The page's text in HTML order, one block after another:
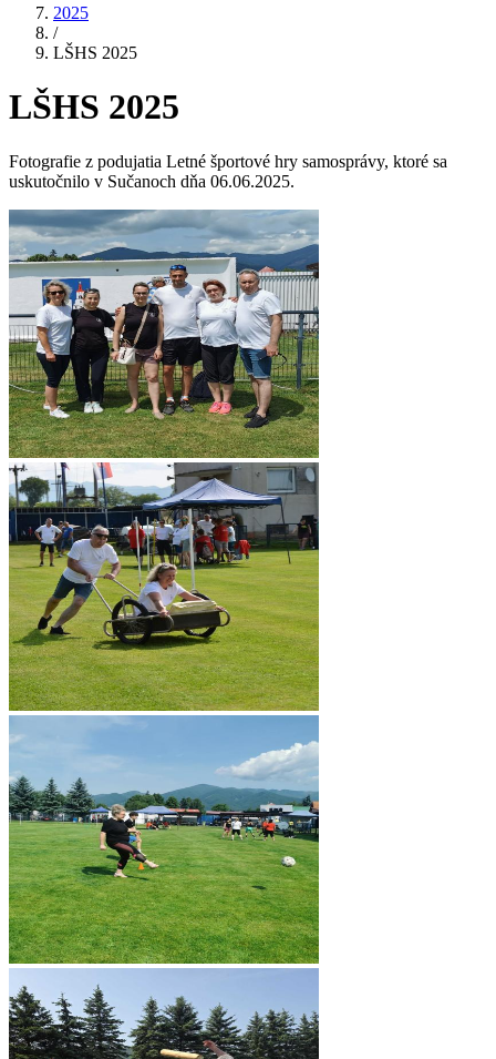
2025
/
LŠHS 2025
LŠHS 2025
Fotografie z podujatia Letné športové hry samosprávy, ktoré sa
uskutočnilo v Sučanoch dňa 06.06.2025.